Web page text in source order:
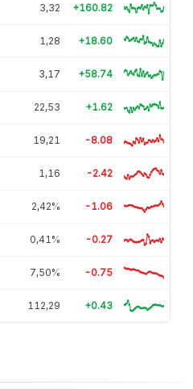
3,32 +160.82
1,28 +18.60
3,17 +58.74
22,53 +1.62
19,21 -8.08
1,16 -2.42
2,42% -1.06
0,41% -0.27
7,50% -0.75
112,29 +0.43